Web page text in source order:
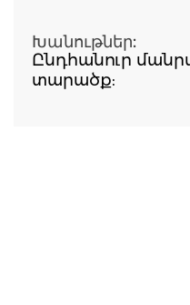
Խանութներ:
Ընդհանուր
տարածք: